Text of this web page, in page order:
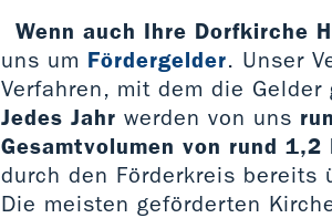
Wenn auch Ihre Dorfkirche
uns um Fördergelder. Unser
Verfahren, mit dem die
Jedes Jahr werden von uns
Gesamtvolumen von rund
durch den Förderkreis bereits
Die meisten geförderten